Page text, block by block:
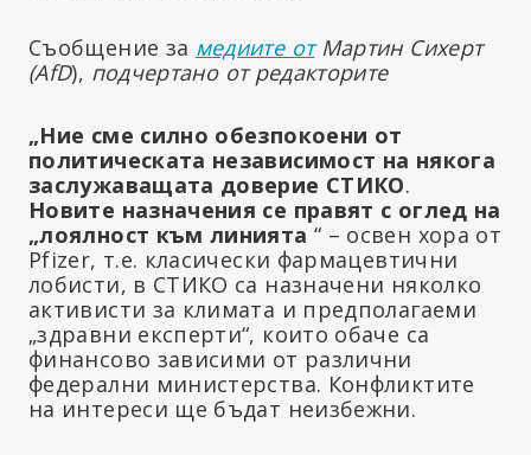
Съобщение за медиите от Мартин Сихерт
(AfD), подчертано от редакторите
„Ние сме силно обезпокоени от
политическата независимост на някога
заслужаващата доверие СТИКО.
Новите назначения се правят с оглед на
„лоялност към линията “ – освен хора от
Pfizer, т.е. класически фармацевтични
лобисти, в СТИКО са назначени няколко
активисти за климата и предполагаеми
„здравни експерти“, които обаче са
финансово зависими от различни
федерални министерства. Конфликтите
на интереси ще бъдат неизбежни.